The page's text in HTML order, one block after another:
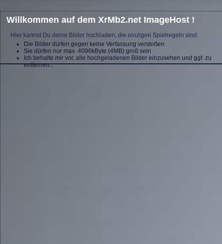
Willkommen auf dem XrMb2.net ImageHost !
Hier kannst Du deine Bilder hochladen, die einzigen Spielregeln sind:
Die Bilder dürfen gegen keine Verfassung verstoßen
Sie dürfen nur max. 4096kByte (4MB) groß sein
Ich behalte mir vor, alle hochgeladenen Bilder einzusehen und ggf. zu
entfernen...